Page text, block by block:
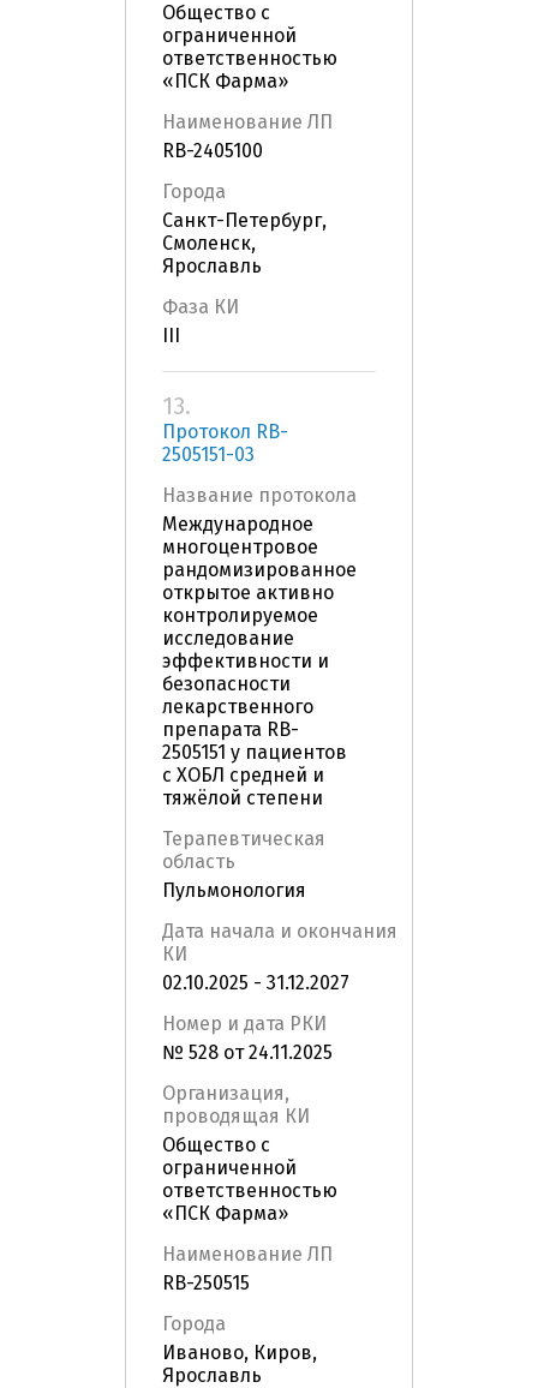
Общество с
ограниченной
ответственностью
«ПСК Фарма»
Наименование ЛП
RB-2405100
Города
Санкт-Петербург,
Смоленск,
Ярославль
Фаза КИ
13.
Протокол RB-
2505151-03
Название протокола
Международное
многоцентровое
рандомизированное
открытое активно
контролируемое
исследование
эффективности и
безопасности
лекарственного
препарата RB-
2505151 у пациентов
с ХОБЛ средней и
тяжёлой степени
Терапевтическая
область
Пульмонология
Дата начала и окончания
КИ
02.10.2025 - 31.12.2027
Номер и дата РКИ
№ 528 от 24.11.2025
Организация,
проводящая КИ
Общество с
ограниченной
ответственностью
«ПСК Фарма»
Наименование ЛП
RB-250515
Города
Иваново, Киров,
Ярославль